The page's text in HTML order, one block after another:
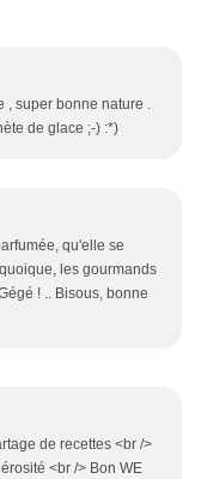
, super bonne nature .
de glace ;-) :*)
qu'elle se
les gourmands
! .. Bisous, bonne
de recettes <br />
<br /> Bon WE